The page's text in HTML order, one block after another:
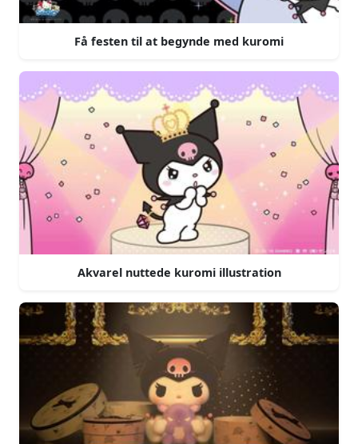
Få festen til at begynde med kuromi
Akvarel nuttede kuromi illustration